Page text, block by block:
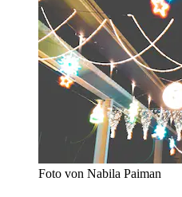
Foto von Nabila Paiman